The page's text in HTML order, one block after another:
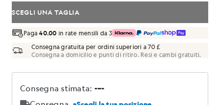
SCEGLI UNA TAGLIA
Paga40.00 in rate mensili da 3
Consegna gratuita per ordini superiori a 70 £
Consegna a domicilio e punti di ritiro. Resi e cambi gratuiti.